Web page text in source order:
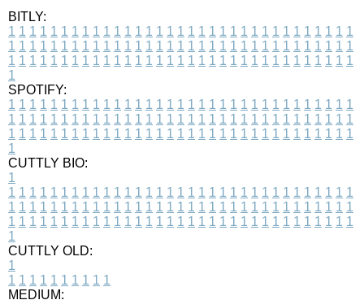
BITLY:
1 1 1 1 1 1 1 1 1 1 1 1 1 1 1 1 1 1 1 1 1 1 1 1 1 1 1 1 1 1 1 1 1
1 1 1 1 1 1 1 1 1 1 1 1 1 1 1 1 1 1 1 1 1 1 1 1 1 1 1 1 1 1 1 1 1
1 1 1 1 1 1 1 1 1 1 1 1 1 1 1 1 1 1 1 1 1 1 1 1 1 1 1 1 1 1 1 1 1
1
SPOTIFY:
1 1 1 1 1 1 1 1 1 1 1 1 1 1 1 1 1 1 1 1 1 1 1 1 1 1 1 1 1 1 1 1 1
1 1 1 1 1 1 1 1 1 1 1 1 1 1 1 1 1 1 1 1 1 1 1 1 1 1 1 1 1 1 1 1 1
1 1 1 1 1 1 1 1 1 1 1 1 1 1 1 1 1 1 1 1 1 1 1 1 1 1 1 1 1 1 1 1 1
1
CUTTLY BIO:
1
1 1 1 1 1 1 1 1 1 1 1 1 1 1 1 1 1 1 1 1 1 1 1 1 1 1 1 1 1 1 1 1 1
1 1 1 1 1 1 1 1 1 1 1 1 1 1 1 1 1 1 1 1 1 1 1 1 1 1 1 1 1 1 1 1 1
1 1 1 1 1 1 1 1 1 1 1 1 1 1 1 1 1 1 1 1 1 1 1 1 1 1 1 1 1 1 1 1 1
1
CUTTLY OLD:
1
1 1 1 1 1 1 1 1 1 1
MEDIUM: